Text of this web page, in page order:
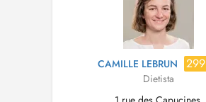
CAMILLE LEBRUN 299
Dietista